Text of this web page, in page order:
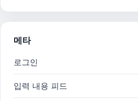
메타
로그인
입력 내용 피드